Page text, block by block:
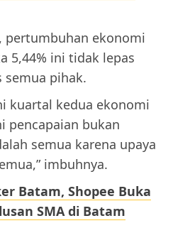
pertumbuhan ekonomi
5,44% ini tidak lepas
semua pihak.
kuartal kedua ekonomi
pencapaian bukan
semua karena upaya
imbuhnya.
Batam, Shopee Buka
SMA di Batam